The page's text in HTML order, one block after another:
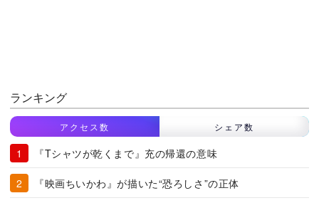
ランキング
アクセス数 シェア数
『Tシャツが乾くまで』充の帰還の意味
『映画ちいかわ』が描いた“恐ろしさ”の正体